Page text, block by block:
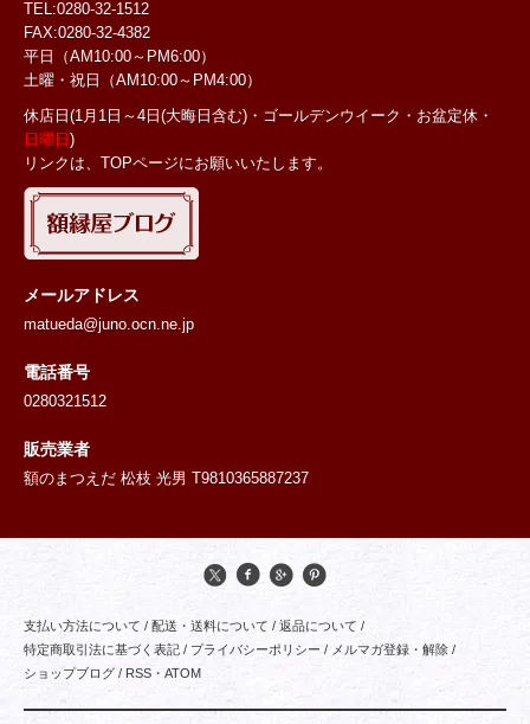
TEL:0280-32-1512
FAX:0280-32-4382
平日（AM10:00～PM6:00）
土曜・祝日
（AM10:00～PM4:00）
休店日(1月1日～4日(大晦日含む)・ゴールデンウイーク・お盆定休・
日曜日 )
リンクは、TOPページにお願いいたします。
メールアドレス
matueda@juno.ocn.ne.jp
電話番号
0280321512
販売業者
額のまつえだ 松枝 光男 T9810365887237
支払い方法について / 配送・送料について / 返品について /
特定商取引法に基づく表記 / プライバシーポリシー / メルマガ登録・解除 /
ショップブログ / RSS ・ ATOM